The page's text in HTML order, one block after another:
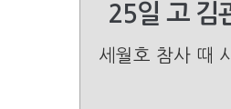
25일 고 김
세월호 참사 때